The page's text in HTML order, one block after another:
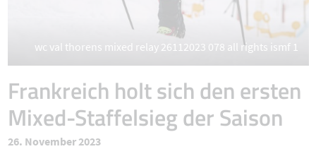
wc val thorens mixed relay 26112023 078 all rights ismf 1
Frankreich holt sich den ersten
Mixed-Staffelsieg der Saison
26. November 2023